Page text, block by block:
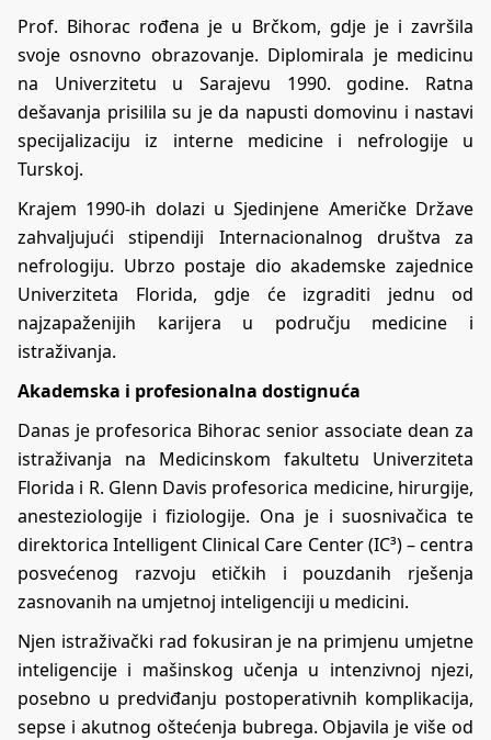
Prof. Bihorac rođena je u Brčkom, gdje je i završila
svoje osnovno obrazovanje. Diplomirala je medicinu
na Univerzitetu u Sarajevu 1990. godine. Ratna
dešavanja prisilila su je da napusti domovinu i nastavi
specijalizaciju iz interne medicine i nefrologije u
Turskoj.
Krajem 1990-ih dolazi u Sjedinjene Američke Države
zahvaljujući stipendiji Internacionalnog društva za
nefrologiju. Ubrzo postaje dio akademske zajednice
Univerziteta Florida, gdje će izgraditi jednu od
najzapaženijih karijera u području medicine i
istraživanja.
Akademska i profesionalna dostignuća
Danas je profesorica Bihorac senior associate dean za
istraživanja na Medicinskom fakultetu Univerziteta
Florida i R. Glenn Davis profesorica medicine, hirurgije,
anesteziologije i fiziologije. Ona je i suosnivačica te
direktorica Intelligent Clinical Care Center (IC³) – centra
posvećenog razvoju etičkih i pouzdanih rješenja
zasnovanih na umjetnoj inteligenciji u medicini.
Njen istraživački rad fokusiran je na primjenu umjetne
inteligencije i mašinskog učenja u intenzivnoj njezi,
posebno u predviđanju postoperativnih komplikacija,
sepse i akutnog oštećenja bubrega. Objavila je više od